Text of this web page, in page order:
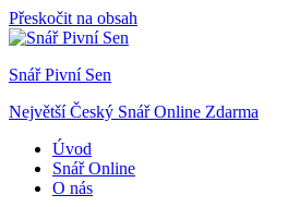
Přeskočit na obsah
Snář Pivní Sen
Největší Český Snář Online Zdarma
Úvod
Snář Online
O nás